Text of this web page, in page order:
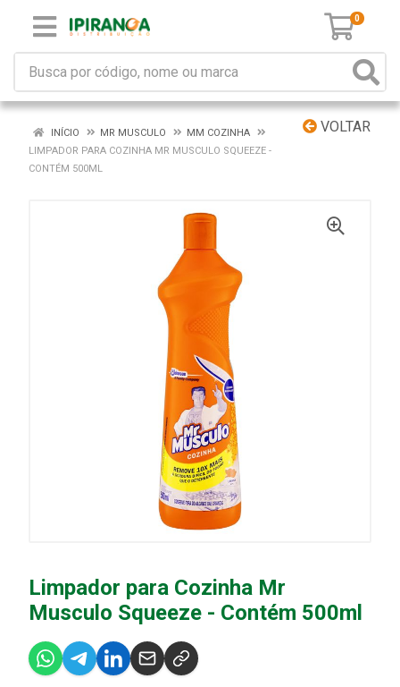
0
VOLTAR
INÍCIO MR MUSCULO
MM COZINHA
LIMPADOR PARA COZINHA MR MUSCULO SQUEEZE -
CONTÉM 500ML
Limpador para Cozinha Mr
Musculo Squeeze - Contém 500ml